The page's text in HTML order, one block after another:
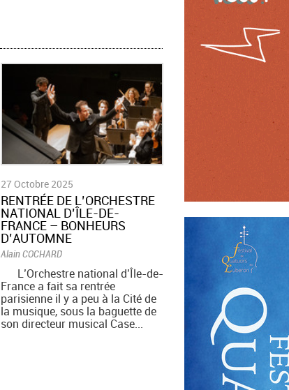
27 Octobre 2025
RENTRÉE DE L’ORCHESTRE
NATIONAL D’ÎLE-DE-
FRANCE – BONHEURS
D’AUTOMNE
Alain COCHARD
L’Orchestre national d’Île-de-
France a fait sa rentrée
parisienne il y a peu à la Cité de
la musique, sous la baguette de
son directeur musical Case...